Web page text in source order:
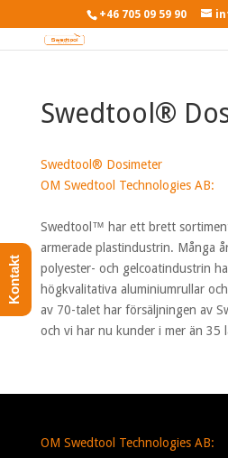
+46 705 09 59 90
Swedtool®
Swedtool® Dosimeter
OM Swedtool Technologies AB:
Swedtool™ har ett brett
armerade plastindustrin. Många
polyester- och gelcoatindustrin
högkvalitativa aluminiumrullar
av 70-talet har försäljningen av
och vi har nu kunder i mer än 35
OM Swedtool Technologies AB:
Kontakt